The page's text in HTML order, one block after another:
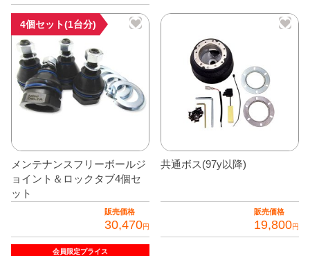
チームマルヤマ
デルタ秘蔵のレーシングコレクション
パーツ種別から選ぶ
＋
中古パーツ/在庫限り
便利アイテム
全商品
4個セット(1台分)
メンテナンスフリーボールジ
ョイント＆ロックタブ4個セ
ット
販売価格
30,470円
会員限定プライス
共通ボス(97y以降)
販売価格
19,800円